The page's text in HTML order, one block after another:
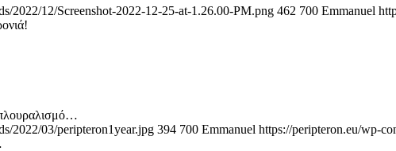
2022/12/Screenshot-2022-12-25-at-1.26.00-PM.png 462 700 Emmanuel
2022/03/peripterοn1year.jpg 394 700 Emmanuel https://peripteron.eu/wp-